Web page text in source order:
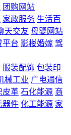
团购网站
家政服务 生活百
天交友 母婴网站
平台 影楼婚嫁 驾
服装配饰 包装印
械工业 广电通信
皮革 石化能源 商
器件 化工能源 家